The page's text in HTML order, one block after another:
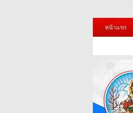
หน้าแรก